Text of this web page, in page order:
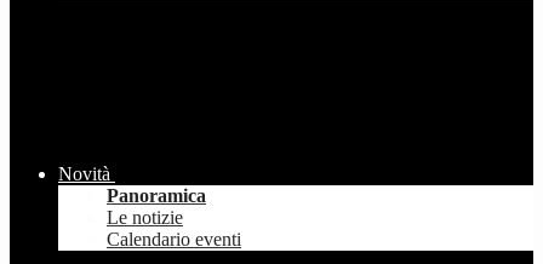
Novità
Panoramica
Le notizie
Calendario eventi